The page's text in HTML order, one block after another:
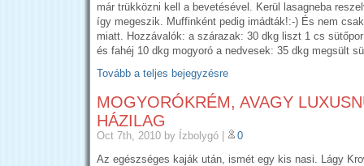
már trükközni kell a bevetésével. Kerül lasagneba
így megeszik. Muffinként pedig imádták!:-) És nem
miatt. Hozzávalók: a szárazak: 30 dkg liszt 1 cs
és fahéj 10 dkg mogyoró a nedvesek: 35 dkg megsült
Tovább a teljes bejegyzésre
MOGYORÓKRÉM, AVAGY
HÁZILAG
Oct 7th, 2010 by Ízbolygó
0
Az egészséges kaják után, ismét egy kis nasi. Lágy